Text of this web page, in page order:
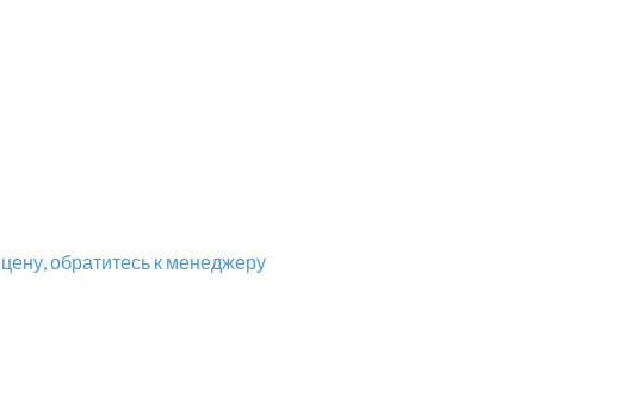
обратитесь к менеджеру